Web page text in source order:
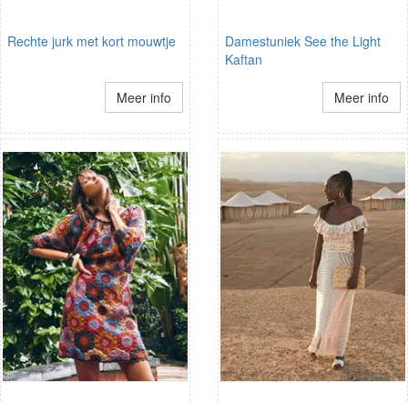
Rechte jurk met kort mouwtje
Meer info
Damestuniek See the Light
Kaftan
Meer info